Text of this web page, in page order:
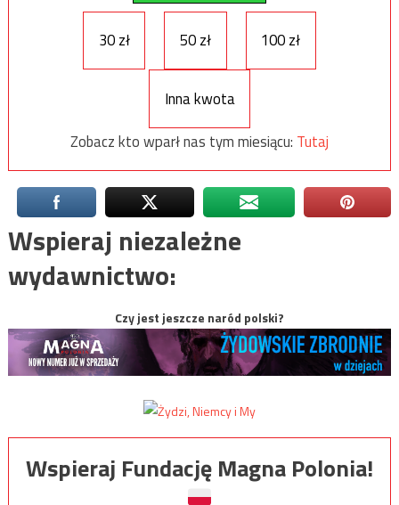
30 zł 50 zł 100 zł
Inna kwota
Zobacz kto wparł nas tym miesiącu: Tutaj
Wspieraj niezależne
wydawnictwo:
Czy jest jeszcze naród polski?
Wspieraj Fundację Magna Polonia!